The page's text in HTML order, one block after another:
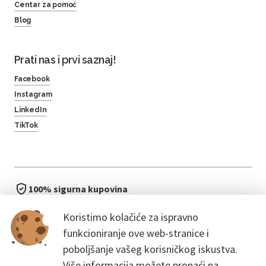
Koristimo kolačiće za ispravno
funkcioniranje ove web-stranice i
poboljšanje vašeg korisničkog iskustva.
Centar za pomoć
Blog
Prati nas i prvi saznaj!
Facebook
Instagram
LinkedIn
TikTok
100% sigurna kupovina
bez čekanja u redu